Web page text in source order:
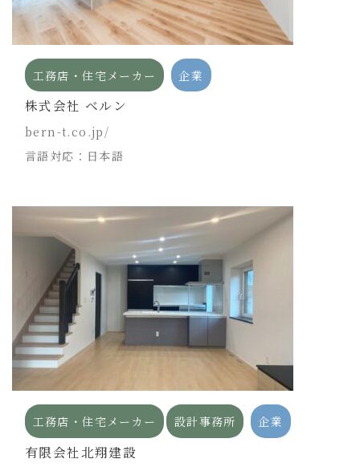
工務店・住宅メーカー 企業
株式会社 ベルン
bern-t.co.jp/
言語対応：日本語
工務店・住宅メーカー 設計事務所 企業
有限会社北翔建設